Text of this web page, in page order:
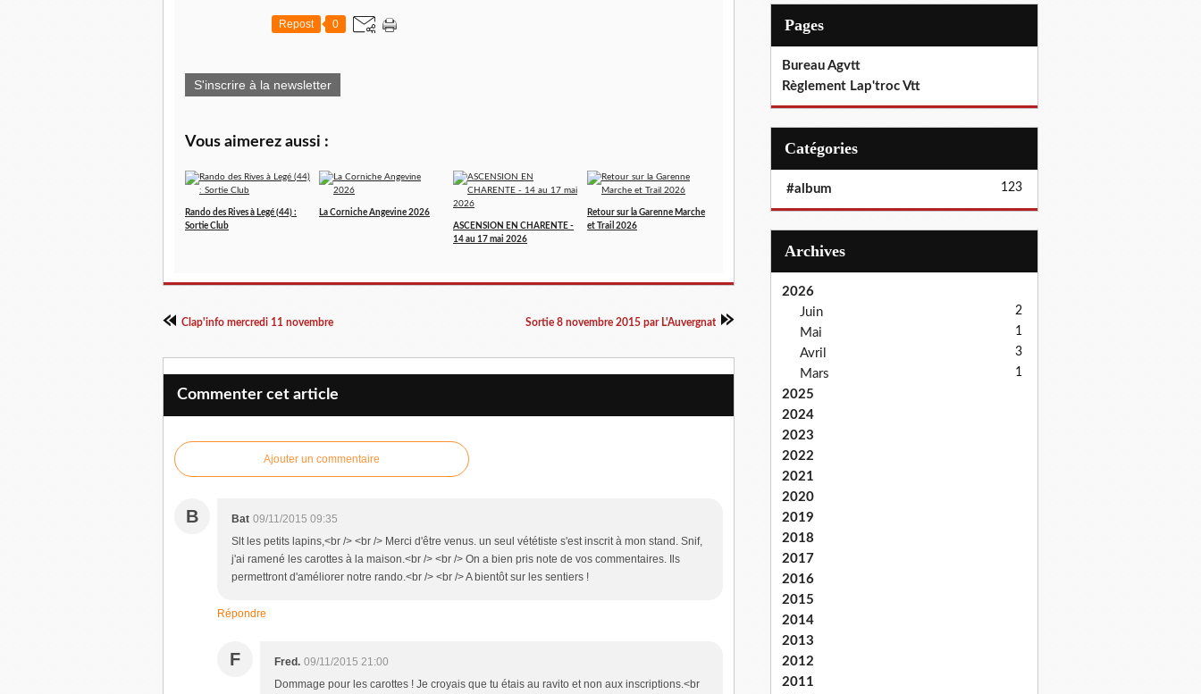
Repost 0
S'inscrire à la newsletter
Vous aimerez aussi :
Rando des Rives à Legé (44) :
Sortie Club
La Corniche Angevine 2026
ASCENSION EN CHARENTE -
14 au 17 mai 2026
Retour sur la Garenne Marche
et Trail 2026
Clap'info mercredi 11 novembre Sortie 8 novembre 2015 par L'Auvergnat
Commenter cet article
Ajouter un commentaire
B Bat 09/11/2015 09:35
Slt les petits lapins,<br /> <br /> Merci d'être venus. un seul vététiste s'est inscrit à mon stand. Snif,
j'ai ramené les carottes à la maison.<br /> <br /> On a bien pris note de vos commentaires. Ils
permettront d'améliorer notre rando.<br /> <br /> A bientôt sur les sentiers !
Répondre
F Fred. 09/11/2015 21:00
Dommage pour les carottes ! Je croyais que tu étais au ravito et non aux inscriptions.<br
Pages
Bureau Agvtt
Règlement Lap'troc Vtt
Catégories
#album 123
Archives
2026
Juin
2
Mai 1
Avril 3
Mars 1
2025
2024
2023
2022
2021
2020
2019
2018
2017
2016
2015
2014
2013
2012
2011